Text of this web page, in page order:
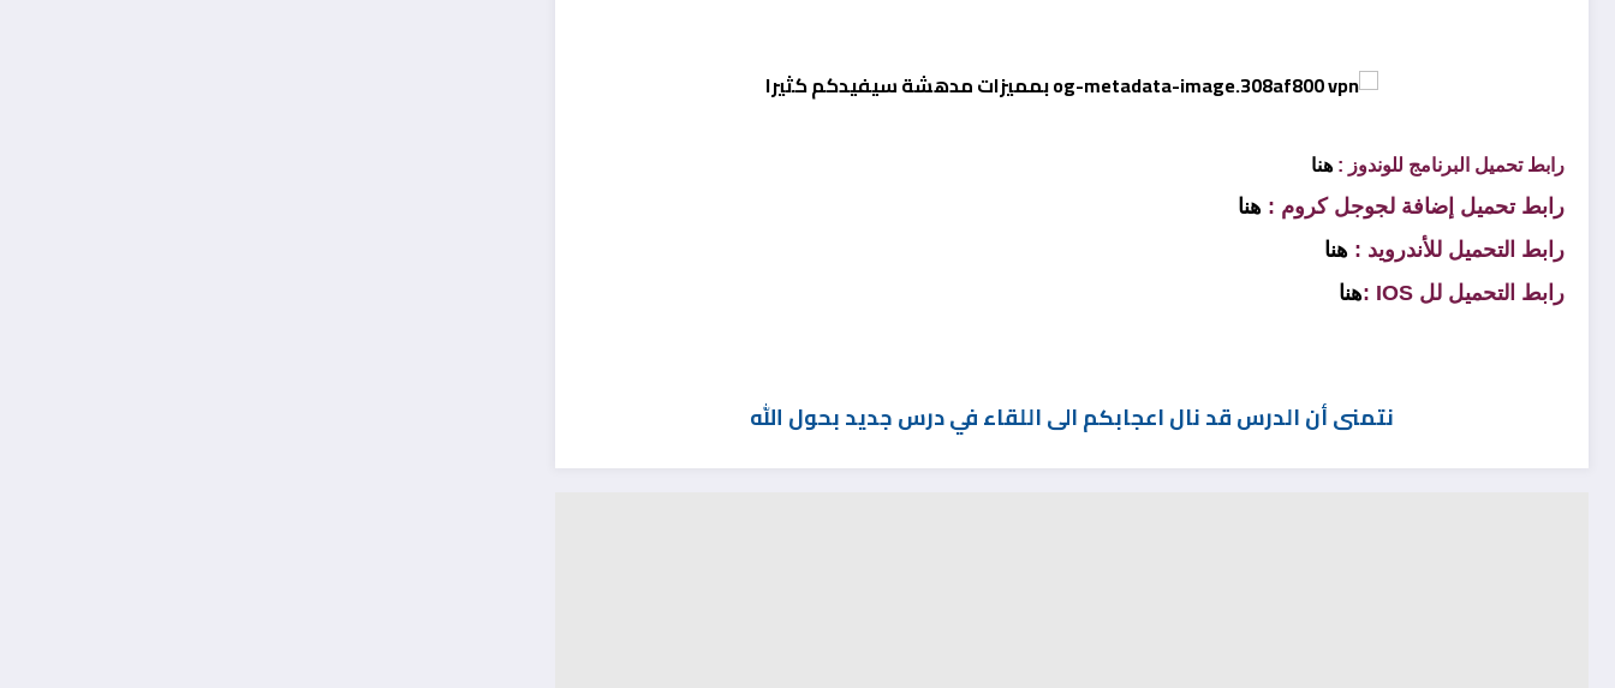
رابط تحميل البرنامج للوندوز : هنا
رابط تحميل إضافة لجوجل كروم : هنا
رابط التحميل للأندرويد : هنا
رابط التحميل لل IOS :
هنا
نتمنى أن الدرس قد نال اعجابكم الى اللقاء في درس جديد بحول الله